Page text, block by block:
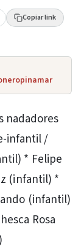
Copiar link
nadadores
infantil /
* ⁠Felipe
(infantil) *
(infantil)
Rosa